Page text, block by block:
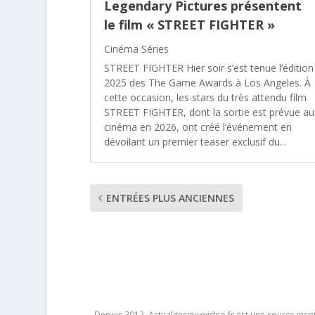
Legendary Pictures présentent
le film « STREET FIGHTER »
Cinéma Séries
STREET FIGHTER Hier soir s’est tenue l’édition
2025 des The Game Awards à Los Angeles. À
cette occasion, les stars du très attendu film
STREET FIGHTER, dont la sortie est prévue au
cinéma en 2026, ont créé l’événement en
dévoilant un premier teaser exclusif du...
ENTRÉES PLUS ANCIENNES